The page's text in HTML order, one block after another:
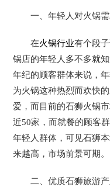
一、年轻人对火锅
在火锅行业有个段
锅店的年轻人多不多就
年纪的顾客群体来说，
为火锅这种热烈而欢快
爱，而目前的石狮火锅
近50家，而就餐的顾客
年轻人群体，可见石狮
来越高，市场前景可期。
二、优质石狮旅游